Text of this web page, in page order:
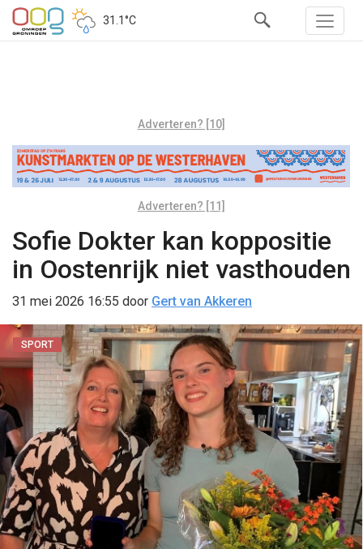
31.1°C
Adverteren? [10]
Adverteren? [11]
Sofie Dokter kan koppositie
in Oostenrijk niet vasthouden
31 mei 2026 16:55 door Gert van Akkeren
SPORT